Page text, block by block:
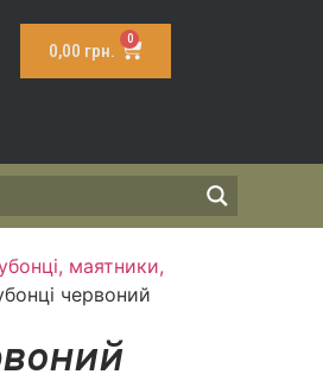
0,00 грн.
0
маятники,
червоний